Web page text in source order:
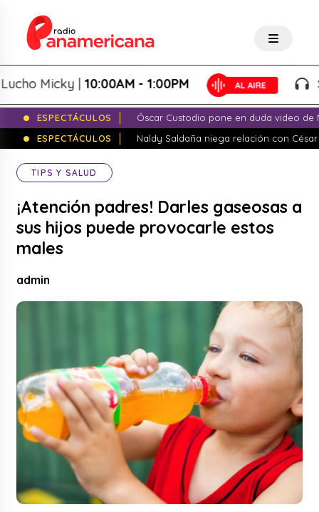
Micky |10:00AM - 1:00PM
ESPECTÁCULOS
Óscar Custodio pone en duda video de
ESPECTÁCULOS
Naldy Saldaña niega relación con
TIPS Y SALUD
¡Atención padres! Darles gaseosas a
sus hijos puede provocarle estos
males
admin